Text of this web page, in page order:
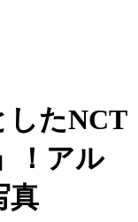
したNCT
！アル
真